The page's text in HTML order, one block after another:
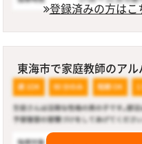
登録済みの方はこ
東海市で家庭教師のア